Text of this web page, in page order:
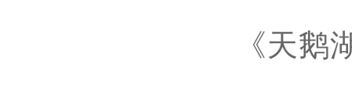
《天鹅湖